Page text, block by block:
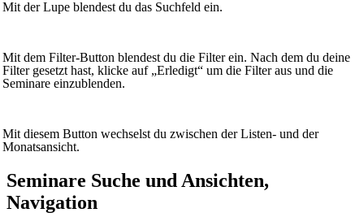
Mit der Lupe blendest du das Suchfeld ein.
Mit dem Filter-Button blendest du die Filter ein. Nach dem du deine
Filter gesetzt hast, klicke auf „Erledigt“ um die Filter aus und die
Seminare einzublenden.
Mit diesem Button wechselst du zwischen der Listen- und der
Monatsansicht.
Seminare
Seminare Suche und Ansichten,
Navigation